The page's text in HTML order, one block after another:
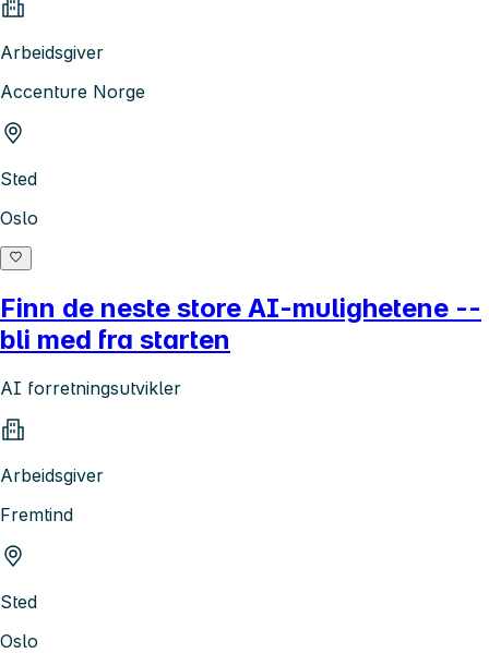
Arbeidsgiver
Accenture Norge
Sted
Oslo
Finn de neste store AI-mulighetene --
bli med fra starten
AI forretningsutvikler
Arbeidsgiver
Fremtind
Sted
Oslo